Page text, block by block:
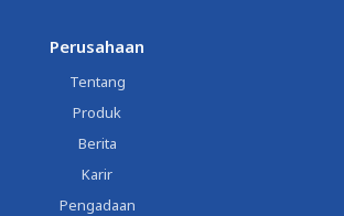
Perusahaan
Tentang
Produk
Berita
Karir
Pengadaan